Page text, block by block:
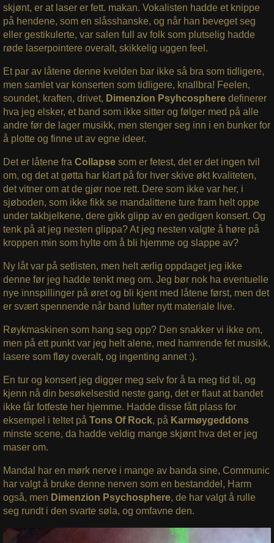
skjønt, er at laser er fett. makan. Vokalisten hadde et knippe
på hendene, som en slåsshanske, og når han beveget seg
eller gestikulerte, var salen full av folk som plutselig hadde
røde laserpointere overalt, skikkelig uggen feel.
Et par av låtene denne kvelden bar ikke så bra som tidligere,
men samlet var konserten som tidligere, knallbra! Feelen,
soundet, kraften, drivet, Dimenzion Psyhcospheredefinerer
hva jeg elsker, et band som ikke sitter og følger med på alle
andre før de lager musikk, men stenger seg inn i en bunker for
å plotte og finne ut av egne ideer.
Det er låtene fra Collapse som er fetest, det er det ingen tvil
om, og det at gøtta har klart på for hver skive økt kvaliteten,
det vitner om at de gjør noe rett. Dere som ikke var her, i
sjøboden, som ikke fikk se mandalittene ture fram helt oppe
under takbjelkene, dere gikk glipp av en gedigen konsert. Og
tenk på at jeg nesten glippa? At jeg nesten valgte å høre på
kroppen min som hylte om å bli hjemme og slappe av?
Ny låt var på setlisten, men helt ærlig oppdaget jeg ikke
denne før jeg hadde tenkt meg om. Jeg bør nok ha eventuelle
nye innspillinger på øret og bli kjent med låtene først, men det
er svært spennende når band lufter nytt materiale live.
Røykmaskinen som hang seg opp? Den snakker vi ikke om,
men på ett punkt var jeg helt alene, med hamrende fet musikk,
lasere som fløy overalt, og ingenting annet :).
En tur og konsert jeg digger meg selv for å ta meg tid til, og
kjenn nå din besøkelsestid neste gang, det er flaut at bandet
ikke får fotfeste her hjemme. Hadde disse fått plass for
eksempel i teltet på Tons Of Rock, på Karmøygeddons
minste scene, da hadde veldig mange skjønt hva det er jeg
maser om.
Mandal har en mørk nerve i mange av banda sine, Communic
har valgt å bruke denne nerven som en bestanddel, Harm
også, men Dimenzion Psychosphere, de har valgt å rulle
seg rundt i den svarte søla, og omfavne den.